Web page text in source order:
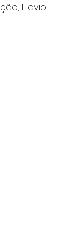
Flavio